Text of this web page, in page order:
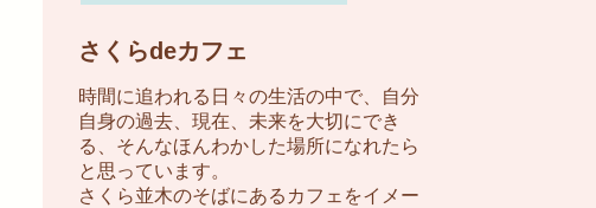
さくらdeカフェ
時間に追われる日々の生活の中で、自分
自身の過去、現在、未来を大切にでき
る、そんなほんわかした場所になれたら
と思っています。
さくら並木のそばにあるカフェをイメー